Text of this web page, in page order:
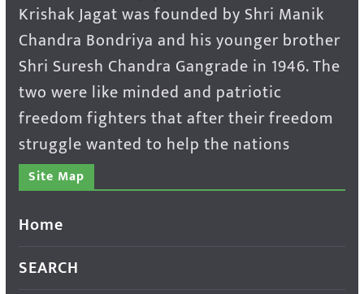
Krishak Jagat was founded by Shri Manik
Chandra Bondriya and his younger brother
Shri Suresh Chandra Gangrade in 1946. The
two were like minded and patriotic
freedom fighters that after their freedom
struggle wanted to help the nations
Site Map
Home
SEARCH